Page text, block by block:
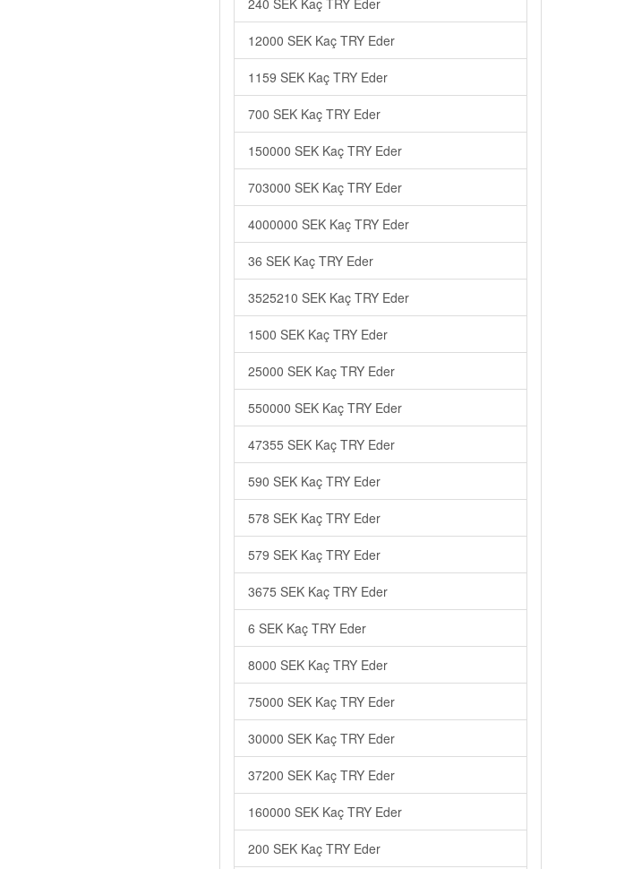
240 SEK Kaç TRY Eder
12000 SEK Kaç TRY Eder
1159 SEK Kaç TRY Eder
700 SEK Kaç TRY Eder
150000 SEK Kaç TRY Eder
703000 SEK Kaç TRY Eder
4000000 SEK Kaç TRY Eder
36 SEK Kaç TRY Eder
3525210 SEK Kaç TRY Eder
1500 SEK Kaç TRY Eder
25000 SEK Kaç TRY Eder
550000 SEK Kaç TRY Eder
47355 SEK Kaç TRY Eder
590 SEK Kaç TRY Eder
578 SEK Kaç TRY Eder
579 SEK Kaç TRY Eder
3675 SEK Kaç TRY Eder
6 SEK Kaç TRY Eder
8000 SEK Kaç TRY Eder
75000 SEK Kaç TRY Eder
30000 SEK Kaç TRY Eder
37200 SEK Kaç TRY Eder
160000 SEK Kaç TRY Eder
200 SEK Kaç TRY Eder